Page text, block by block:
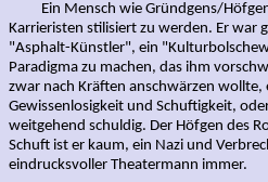
Ein Mensch wie Gründgens/Höfgen
Karrieristen stilisiert zu werden. Er war
"Asphalt-Künstler", ein
Paradigma zu machen, das ihm
zwar nach Kräften anschwärzen
Gewissenlosigkeit und Schuftigkeit,
weitgehend schuldig. Der Höfgen des
Schuft ist er kaum, ein Nazi und
eindrucksvoller Theatermann immer.